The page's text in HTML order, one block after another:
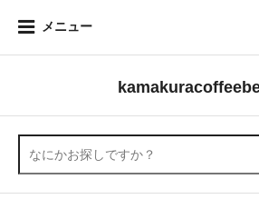
メニュー